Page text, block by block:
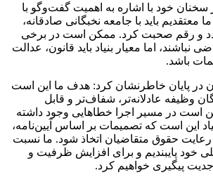
خود با اشاره به اهمیت گفت‌وگو با
معتقدیم باید با جامعه نخبگانی صادقانه،
و رقم صحبت کرد. ممکن است در برخی
نباشند، اما معیار بنیاد باید قانون، عدالت
باشد.
در پایان خاطرنشان کرد: هدف ما این است
وظیفه عادلانه‌تر، شفاف‌تر و قابل
است در مسیر اجرا خطاهایی وجود داشته
این است که تصمیمات بر اساس آیین‌نامه،
حقوق متقاضیان اتخاذ شود. ما نسبت
خود پایبندیم و برای افزایش ظرفیت و
جدیت پیگیری خواهیم کرد.